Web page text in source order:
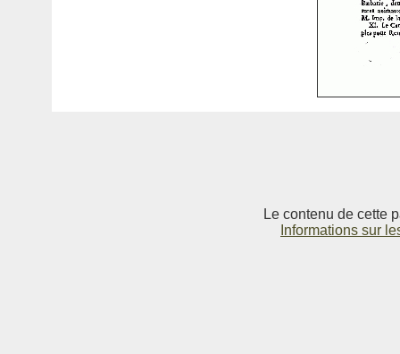
Le contenu de cette
Informations sur